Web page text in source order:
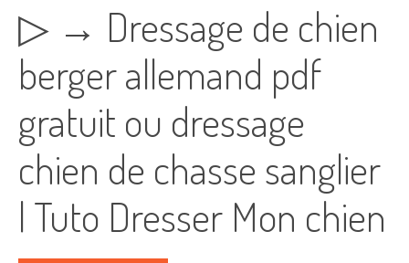
▷ → Dressage de chien
berger allemand pdf
gratuit ou dressage
chien de chasse sanglier
| Tuto Dresser Mon chien